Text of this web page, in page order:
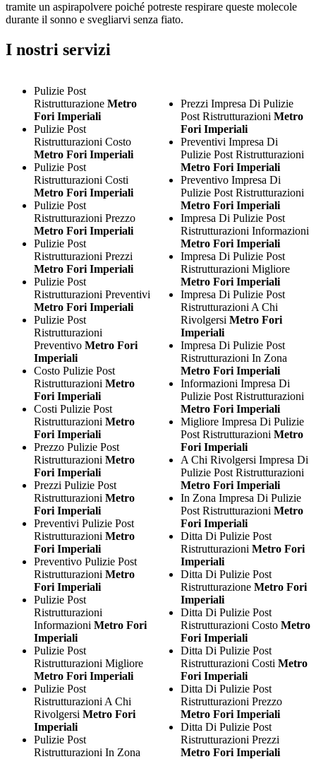
tramite un aspirapolvere poiché potreste respirare queste molecole
durante il sonno e svegliarvi senza fiato.
I nostri servizi
Pulizie Post
Ristrutturazione Metro
Fori Imperiali
Pulizie Post
Ristrutturazioni Costo
Metro Fori Imperiali
Pulizie Post
Ristrutturazioni Costi
Metro Fori Imperiali
Pulizie Post
Ristrutturazioni Prezzo
Metro Fori Imperiali
Pulizie Post
Ristrutturazioni Prezzi
Metro Fori Imperiali
Pulizie Post
Ristrutturazioni Preventivi
Metro Fori Imperiali
Pulizie Post
Ristrutturazioni
Preventivo Metro Fori
Imperiali
Costo Pulizie Post
Ristrutturazioni Metro
Fori Imperiali
Costi Pulizie Post
Ristrutturazioni Metro
Fori Imperiali
Prezzo Pulizie Post
Ristrutturazioni Metro
Fori Imperiali
Prezzi Pulizie Post
Ristrutturazioni Metro
Fori Imperiali
Preventivi Pulizie Post
Ristrutturazioni Metro
Fori Imperiali
Preventivo Pulizie Post
Ristrutturazioni Metro
Fori Imperiali
Pulizie Post
Ristrutturazioni
Informazioni Metro Fori
Imperiali
Pulizie Post
Ristrutturazioni Migliore
Metro Fori Imperiali
Pulizie Post
Ristrutturazioni A Chi
Rivolgersi Metro Fori
Imperiali
Pulizie Post
Ristrutturazioni In Zona
Prezzi Impresa Di Pulizie
Post Ristrutturazioni Metro
Fori Imperiali
Preventivi Impresa Di
Pulizie Post Ristrutturazioni
Metro Fori Imperiali
Preventivo Impresa Di
Pulizie Post Ristrutturazioni
Metro Fori Imperiali
Impresa Di Pulizie Post
Ristrutturazioni Informazioni
Metro Fori Imperiali
Impresa Di Pulizie Post
Ristrutturazioni Migliore
Metro Fori Imperiali
Impresa Di Pulizie Post
Ristrutturazioni A Chi
Rivolgersi Metro Fori
Imperiali
Impresa Di Pulizie Post
Ristrutturazioni In Zona
Metro Fori Imperiali
Informazioni Impresa Di
Pulizie Post Ristrutturazioni
Metro Fori Imperiali
Migliore Impresa Di Pulizie
Post Ristrutturazioni Metro
Fori Imperiali
A Chi Rivolgersi Impresa Di
Pulizie Post Ristrutturazioni
Metro Fori Imperiali
In Zona Impresa Di Pulizie
Post Ristrutturazioni Metro
Fori Imperiali
Ditta Di Pulizie Post
Ristrutturazioni Metro Fori
Imperiali
Ditta Di Pulizie Post
Ristrutturazione Metro Fori
Imperiali
Ditta Di Pulizie Post
Ristrutturazioni Costo Metro
Fori Imperiali
Ditta Di Pulizie Post
Ristrutturazioni Costi Metro
Fori Imperiali
Ditta Di Pulizie Post
Ristrutturazioni Prezzo
Metro Fori Imperiali
Ditta Di Pulizie Post
Ristrutturazioni Prezzi
Metro Fori Imperiali